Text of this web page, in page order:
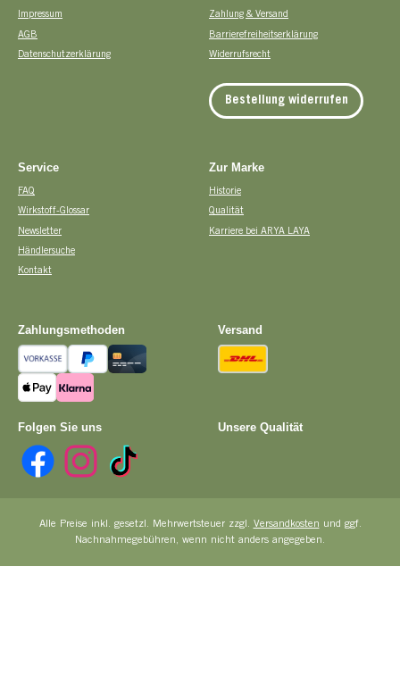
Impressum
AGB
Datenschutzerklärung
Zahlung & Versand
Barrierefreiheitserklärung
Widerrufsrecht
Bestellung widerrufen
Service
FAQ
Wirkstoff-Glossar
Newsletter
Händlersuche
Kontakt
Zur Marke
Historie
Qualität
Karriere bei ARYA LAYA
Folgen Sie uns
Facebook Instagram TikTok
Zahlungsmethoden
Vorkasse PayPal Kreditkarte
Apple Pay Pay with Klarna
Versand
Unsere Qualität
Alle Preise inkl. gesetzl. Mehrwertsteuer zzgl. Versandkosten und ggf.
Nachnahmegebühren, wenn nicht anders angegeben.